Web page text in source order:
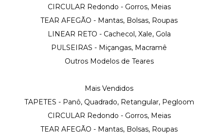
CIRCULAR Redondo - Gorros, Meias
TEAR AFEGÃO - Mantas, Bolsas, Roupas
LINEAR RETO - Cachecol, Xale, Gola
PULSEIRAS - Miçangas, Macramê
Outros Modelos de Teares
Mais Vendidos
TAPETES - Panô, Quadrado, Retangular, Pegloom
CIRCULAR Redondo - Gorros, Meias
TEAR AFEGÃO - Mantas, Bolsas, Roupas